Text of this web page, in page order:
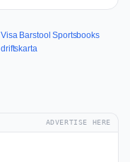
Visa Barstool Sportsbooks
driftskarta
ADVERTISE HERE